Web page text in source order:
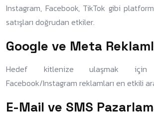
Instagram, Facebook, TikTok gibi
satışları doğrudan etkiler.
Google ve Meta
Hedef kitlenize ulaşmak için
Facebook/Instagram reklamları en etkili
E-Mail ve SMS